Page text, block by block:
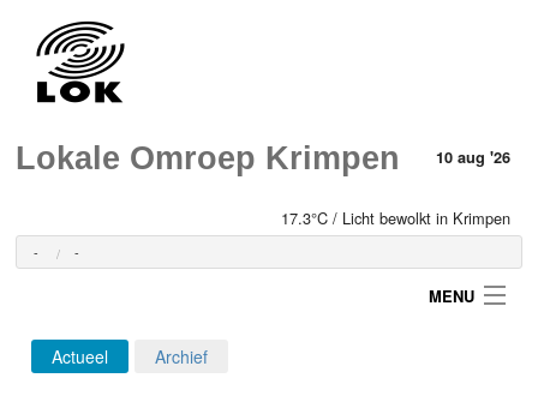
Lokale Omroep Krimpen 10 aug '26
17.3°C / Licht bewolkt in Krimpen
- -
MENU
Login
Actueel Archief